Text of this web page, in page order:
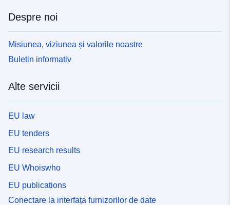
Despre noi
Misiunea, viziunea și valorile noastre
Buletin informativ
Alte servicii
EU law
EU tenders
EU research results
EU Whoiswho
EU publications
Conectare la interfața furnizorilor de date